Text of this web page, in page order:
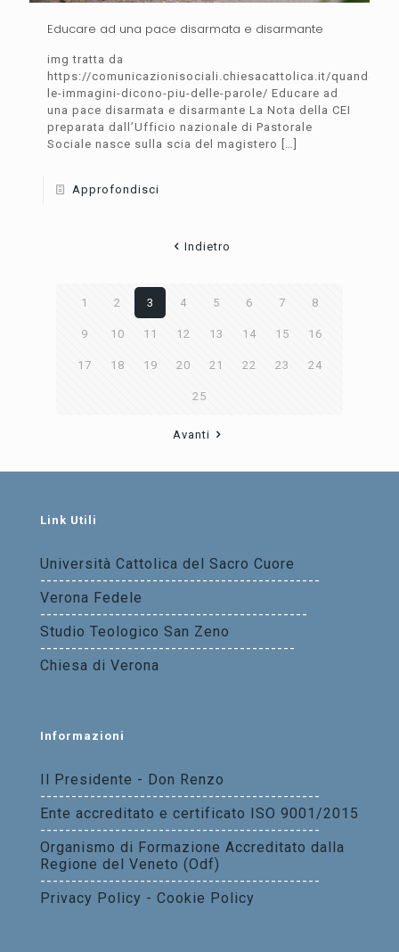
Educare ad una pace disarmata e disarmante
img tratta da
https://comunicazionisociali.chiesacattolica.it/quando-
le-immagini-dicono-piu-delle-parole/ Educare ad
una pace disarmata e disarmante La Nota della CEI
preparata dall’Ufficio nazionale di Pastorale
Sociale nasce sulla scia del magistero
[…]
Approfondisci
Indietro
1 2 3 4 5 6 7 8
9 10 11 12 13 14 15 16
17 18 19 20 21 22 23 24
25
Avanti
Link Utili
Università Cattolica del Sacro Cuore
---------------------------------------------
Verona Fedele
-------------------------------------------
Studio Teologico San Zeno
-----------------------------------------
Chiesa di Verona
Informazioni
Il Presidente - Don Renzo
---------------------------------------------
Ente accreditato e certificato ISO 9001/2015
---------------------------------------------
Organismo di Formazione Accreditato dalla
Regione del Veneto (Odf)
---------------------------------------------
Privacy Policy - Cookie Policy